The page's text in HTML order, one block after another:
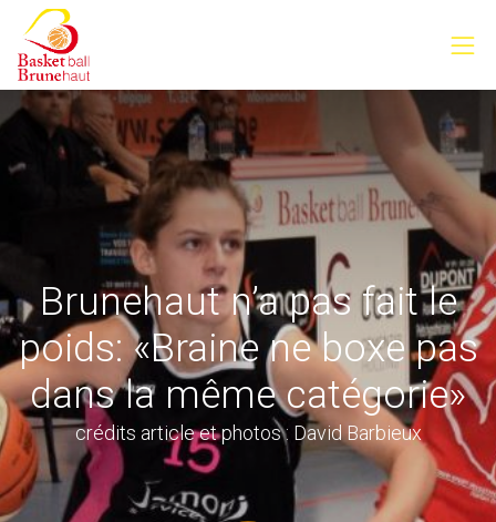
Brunehaut n’a pas fait le
poids: «Braine ne boxe pas
dans la même catégorie»
crédits article et photos : David Barbieux